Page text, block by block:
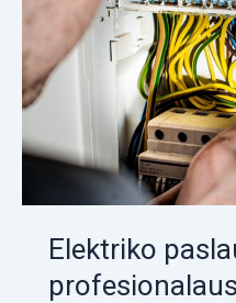
Elektriko
paslaugos:
profesionalaus
kruopščiai
įvykdyto
darbo